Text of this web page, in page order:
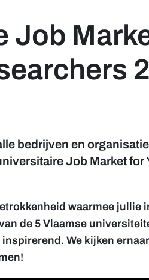
Job
bedrijven en
Job Market for
waarmee jullie
de 5 Vlaamse
We kijken